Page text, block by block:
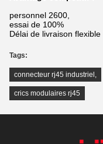
personnel 2600,
essai de 100%
Délai de livraison flexible
Tags:
connecteur rj45 industriel ,
crics modulaires rj45